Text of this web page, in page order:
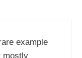
example
mostly